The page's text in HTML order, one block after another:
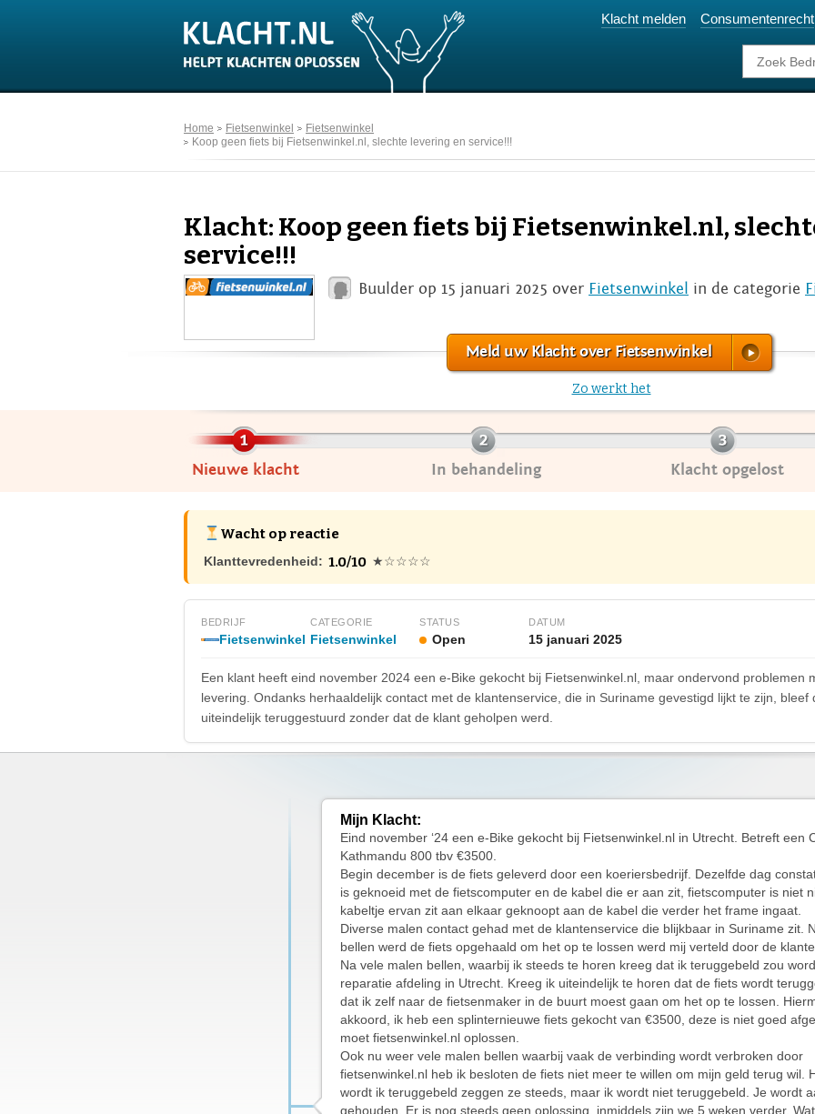
Klacht melden Consumentenrecht
Home Fietsenwinkel
Fietsenwinkel
Koop geen fiets bij Fietsenwinkel.nl, slechte levering en service!!!
Klacht: Koop geen fiets bij Fietsenwinkel.nl,
service!!!
Buulder op 15 januari 2025 over Fietsenwinkel in de categorie
Meld uw Klacht over Fietsenwinkel
Zo werkt het
Nieuwe klacht In behandeling Klacht opgelost
Wacht op reactie
Klanttevredenheid: 1.0/10 ★☆☆☆☆
BEDRIJF
Fietsenwinkel
CATEGORIE
Fietsenwinkel
STATUS
Open
DATUM
15 januari 2025
Een klant heeft eind november 2024 een e-Bike gekocht bij Fietsenwinkel.nl, maar ondervond problemen
levering. Ondanks herhaaldelijk contact met de klantenservice, die in Suriname gevestigd lijkt te zijn,
uiteindelijk teruggestuurd zonder dat de klant geholpen werd.
Mijn Klacht:
Eind november ‘24 een e-Bike gekocht bij Fietsenwinkel.nl in Utrecht. Betreft een
Kathmandu 800 tbv €3500.
Begin december is de fiets geleverd door een koeriersbedrijf. Dezelfde dag
is geknoeid met de fietscomputer en de kabel die er aan zit, fietscomputer is niet
kabeltje ervan zit aan elkaar geknoopt aan de kabel die verder het frame ingaat.
Diverse malen contact gehad met de klantenservice die blijkbaar in Suriname zit.
bellen werd de fiets opgehaald om het op te lossen werd mij verteld door de
Na vele malen bellen, waarbij ik steeds te horen kreeg dat ik teruggebeld zou
reparatie afdeling in Utrecht. Kreeg ik uiteindelijk te horen dat de fiets wordt
dat ik zelf naar de fietsenmaker in de buurt moest gaan om het op te lossen.
akkoord, ik heb een splinternieuwe fiets gekocht van €3500, deze is niet goed
moet fietsenwinkel.nl oplossen.
Ook nu weer vele malen bellen waarbij vaak de verbinding wordt verbroken door
fietsenwinkel.nl heb ik besloten de fiets niet meer te willen om mijn geld terug wil.
wordt ik teruggebeld zeggen ze steeds, maar ik wordt niet teruggebeld. Je wordt
gehouden. Er is nog steeds geen oplossing, inmiddels zijn we 5 weken verder.